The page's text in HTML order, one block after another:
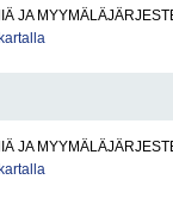
JA
JA